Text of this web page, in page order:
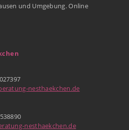
und Umgebung. Online
nesthaekchen.de
nesthaekchen.de